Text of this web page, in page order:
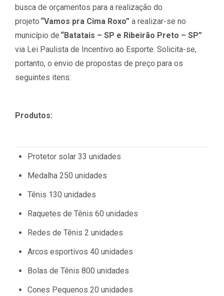
busca de orçamentos para a realização do
projeto “Vamos pra Cima Roxo” a realizar-se no
município de “Batatais – SP e Ribeirão Preto – SP”
via Lei Paulista de Incentivo ao Esporte. Solicita-se,
portanto, o envio de propostas de preço para os
seguintes itens:
Produtos:
Protetor solar 33 unidades
Medalha 250 unidades
Tênis 130 unidades
Raquetes de Tênis 60 unidades
Redes de Tênis 2 unidades
Arcos esportivos 40 unidades
Bolas de Tênis 800 unidades
Cones Pequenos 20 unidades